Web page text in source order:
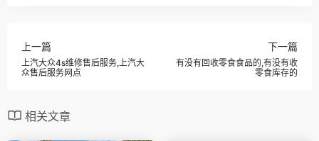
上一篇
上汽大众4s维修售后服务,上汽大
众售后服务网点
下一篇
有没有回收零食食品的,有没有收
零食库存的
相关文章